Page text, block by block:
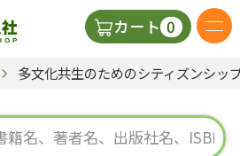
カート 0
日本語の教科書
視聴覚・補助教材
多文化共生のためのシティズンシッ